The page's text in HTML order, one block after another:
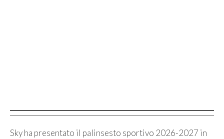
Sky ha presentato il palinsesto sportivo 2026-2027 in